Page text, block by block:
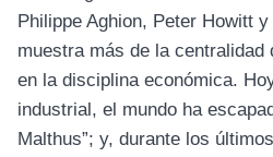
Philippe Aghion, Peter Howitt
muestra más de la centralidad
en la disciplina económica.
industrial, el mundo ha
Malthus”; y, durante los